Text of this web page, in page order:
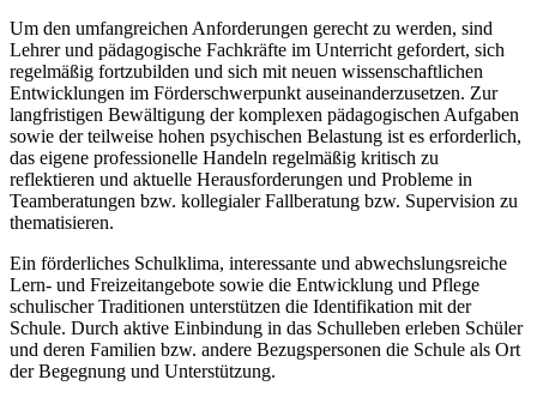
Um den umfangreichen Anforderungen gerecht zu werden, sind
Lehrer und pädagogische Fachkräfte im Unterricht gefordert, sich
regelmäßig fortzubilden und sich mit neuen wissenschaftlichen
Entwicklungen im Förderschwerpunkt auseinanderzusetzen. Zur
langfristigen Bewältigung der komplexen pädagogischen Aufgaben
sowie der teilweise hohen psychischen Belastung ist es erforderlich,
das eigene professionelle Handeln regelmäßig kritisch zu
reflektieren und aktuelle Herausforderungen und Probleme in
Teamberatungen bzw. kollegialer Fallberatung bzw. Supervision zu
thematisieren.
Ein förderliches Schulklima, interessante und abwechslungsreiche
Lern- und Freizeitangebote sowie die Entwicklung und Pflege
schulischer Traditionen unterstützen die Identifikation mit der
Schule. Durch aktive Einbindung in das Schulleben erleben Schüler
und deren Familien bzw. andere Bezugspersonen die Schule als Ort
der Begegnung und Unterstützung.